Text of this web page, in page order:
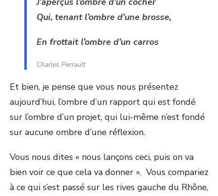
Qui, tenant l’ombre d’une brosse,
En frottait l’ombre d’un carros
Charles Perrault
Et bien, je pense que vous nous présentez
aujourd’hui, l’ombre d’un rapport qui est fondé
sur l’ombre d’un projet, qui lui-même n’est fondé
sur aucune ombre d’une réflexion.
Vous nous dites « nous lançons ceci, puis on va
bien voir ce que cela va donner ». Vous compariez
à ce qui s’est passé sur les rives gauche du Rhône,